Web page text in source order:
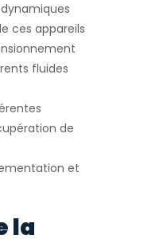
ces appareils
fluides
de
et
la